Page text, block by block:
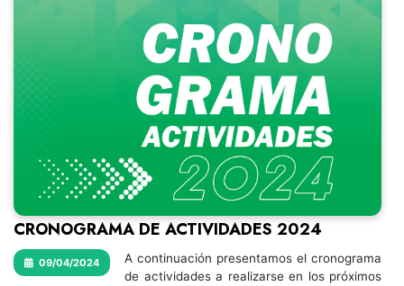
CRONOGRAMA DE ACTIVIDADES 2024
09/04/2024
A continuación presentamos el cronograma
de actividades a realizarse en los próximos